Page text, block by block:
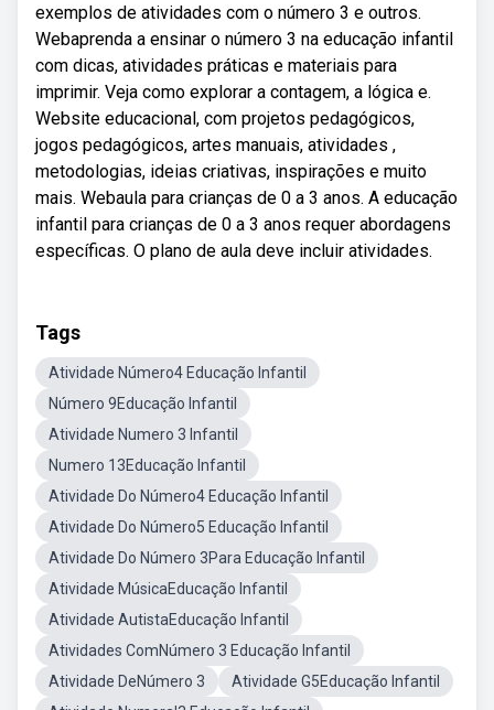
exemplos de atividades com o número 3 e outros.
Webaprenda a ensinar o número 3 na educação infantil
com dicas, atividades práticas e materiais para
imprimir. Veja como explorar a contagem, a lógica e.
Website educacional, com projetos pedagógicos,
jogos pedagógicos, artes manuais, atividades ,
metodologias, ideias criativas, inspirações e muito
mais. Webaula para crianças de 0 a 3 anos. A educação
infantil para crianças de 0 a 3 anos requer abordagens
específicas. O plano de aula deve incluir atividades.
Tags
Atividade Número4 Educação Infantil
Número 9Educação Infantil
Atividade Numero 3 Infantil
Numero 13Educação Infantil
Atividade Do Número4 Educação Infantil
Atividade Do Número5 Educação Infantil
Atividade Do Número 3Para Educação Infantil
Atividade MúsicaEducação Infantil
Atividade AutistaEducação Infantil
Atividades ComNúmero 3 Educação Infantil
Atividade DeNúmero 3
Atividade G5Educação Infantil